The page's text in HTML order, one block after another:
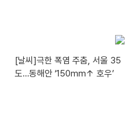
[날씨]극한 폭염 주춤, 서울 35
도…동해안 ‘150mm↑ 호우’